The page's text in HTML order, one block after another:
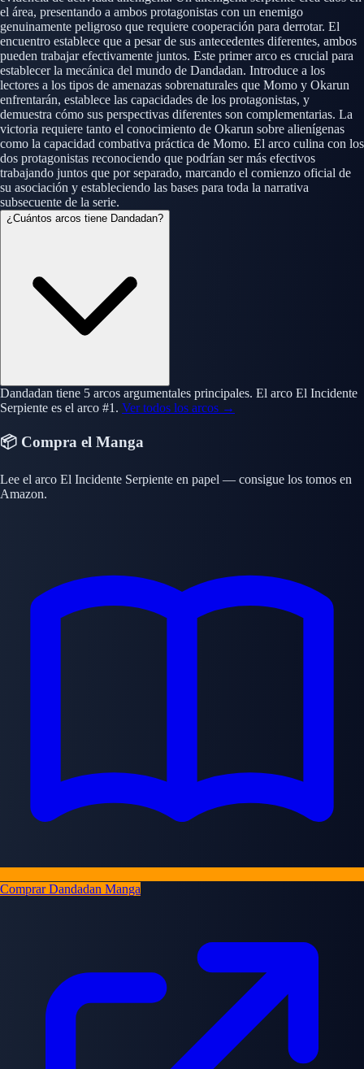
el área, presentando a ambos protagonistas con un enemigo
genuinamente peligroso que requiere cooperación para derrotar. El
encuentro establece que a pesar de sus antecedentes diferentes, ambos
pueden trabajar efectivamente juntos. Este primer arco es crucial para
establecer la mecánica del mundo de Dandadan. Introduce a los
lectores a los tipos de amenazas sobrenaturales que Momo y Okarun
enfrentarán, establece las capacidades de los protagonistas, y
demuestra cómo sus perspectivas diferentes son complementarias. La
victoria requiere tanto el conocimiento de Okarun sobre alienígenas
como la capacidad combativa práctica de Momo. El arco culina con los
dos protagonistas reconociendo que podrían ser más efectivos
trabajando juntos que por separado, marcando el comienzo oficial de
su asociación y estableciendo las bases para toda la narrativa
subsecuente de la serie.
¿Cuántos arcos tiene Dandadan?
Dandadan tiene 5 arcos argumentales principales. El arco El Incidente
Serpiente es el arco #1. Ver todos los arcos →
📦 Compra el Manga
Lee el arco El Incidente Serpiente en papel — consigue los tomos en
Amazon.
Comprar Dandadan Manga